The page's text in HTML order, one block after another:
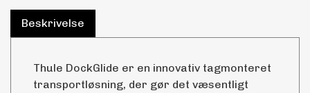
Beskrivelse
Thule DockGlide er en innovativ tagmonteret
transportløsning, der gør det væsentligt